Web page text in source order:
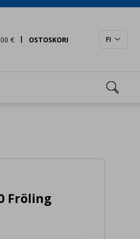
€ | OSTOSKORI FI 

Fröling